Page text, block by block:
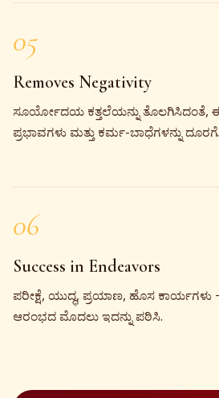
05
Removes Negativity
ಸೂರ್ಯೋದಯ ಕತ್ತಲೆಯನ್ನು ತೊಲಗಿಸಿದಂತೆ, ಈ
ಪ್ರಭಾವಗಳು ಮತ್ತು ಕರ್ಮ-ಬಾಧೆಗಳನ್ನು
06
Success in Endeavors
ಪರೀಕ್ಷೆ, ಯುದ್ಧ, ಪ್ರಯಾಣ, ಹೊಸ
ಆರಂಭದ ಮೊದಲು ಇದನ್ನು ಪಠಿಸಿ.